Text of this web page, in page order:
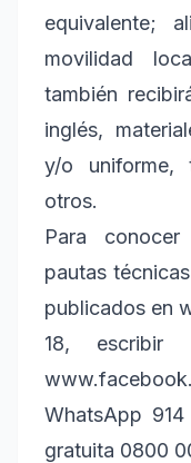
equivalente;
movilidad
también
inglés,
y/o uniforme,
otros.
Para
pautas
publicados en
18, escribir
WhatsApp
gratuita 0800